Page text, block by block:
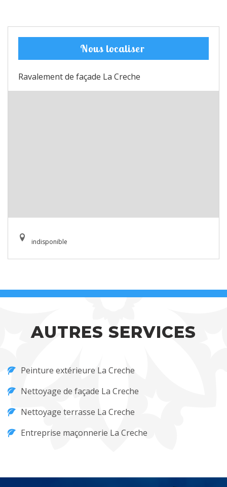
Nous localiser
Ravalement de façade La Creche
indisponible
AUTRES SERVICES
Peinture extérieure La Creche
Nettoyage de façade La Creche
Nettoyage terrasse La Creche
Entreprise maçonnerie La Creche